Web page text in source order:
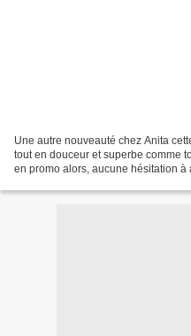
Une autre nouveauté chez Anita
tout en douceur et superbe comme
en promo alors, aucune hésitation à